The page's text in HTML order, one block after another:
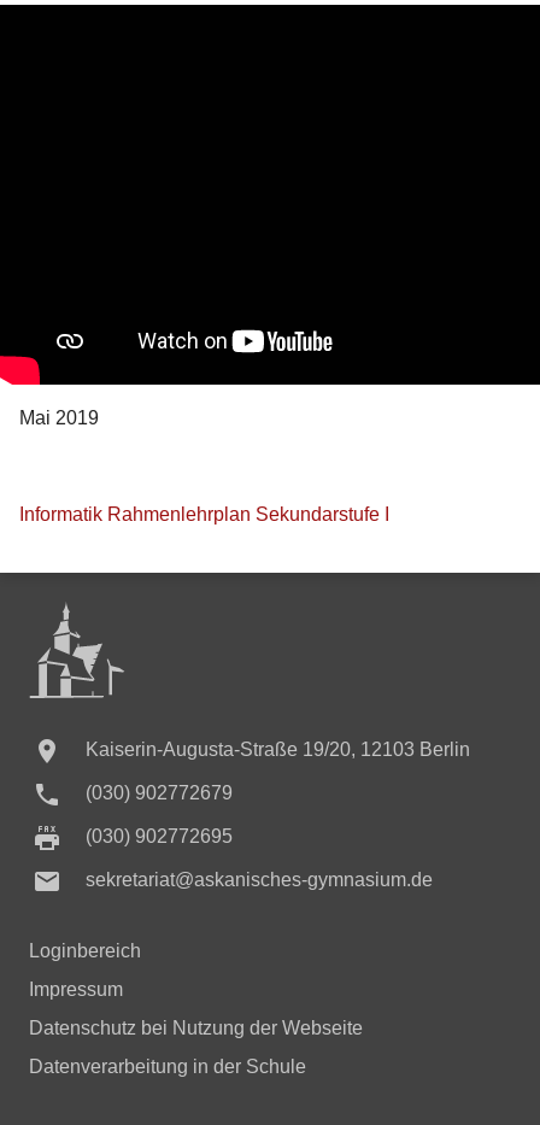
Mai 2019
Informatik Rahmenlehrplan Sekundarstufe I
 Kaiserin-Augusta-Straße 19/20, 12103 Berlin
 (030) 902772679
(030) 902772695
 sekretariat@askanisches-gymnasium.de
Loginbereich
Impressum
Datenschutz bei Nutzung der Webseite
Datenverarbeitung in der Schule